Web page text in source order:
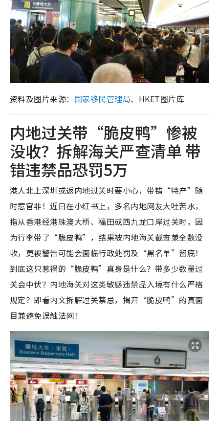
资料及图片来源： 国家移民管理局、HKET图片库
内地过关带“脆皮鸭”惨被
没收？拆解海关严查清单 带
错违禁品恐罚5万
港人北上深圳或返内地过关时要小心，带错“特产”随
时惹官非！近日在小红书上，多名内地网友大吐苦水，
指从香港经港珠澳大桥、福田或西九龙口岸过关时，因
为行李带了“脆皮鸭”，结果被内地海关截查兼全数没
收，更被警告可能会面临行政处罚及“黑名单”留底！
到底这只惹祸的“脆皮鸭”真身是什么？带多少数量过
关会中伏？内地海关对这类敏感违禁品入境有什么严格
规定？即看内文拆解过关禁忌，揭开“脆皮鸭”的真面
目兼避免误触法网！